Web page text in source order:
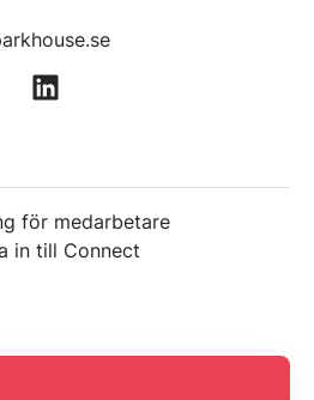
för medarbetare
in till Connect